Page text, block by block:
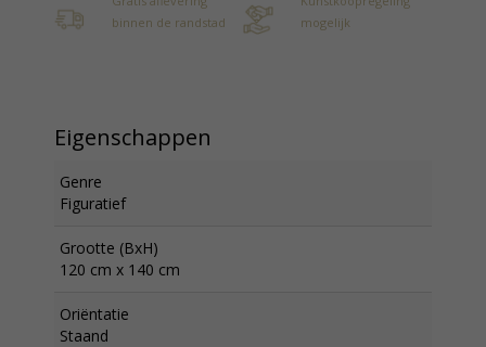
binnen de randstad
mogelijk
Eigenschappen
Genre
Figuratief
Grootte (BxH)
120 cm x 140 cm
Oriëntatie
Staand